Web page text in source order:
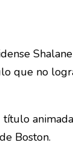
que no
Boston.